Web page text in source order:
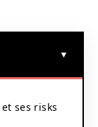
ses risks